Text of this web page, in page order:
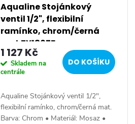
Aqualine Stojánkový
ventil 1/2", flexibilní
ramínko, chrom/černá
mat ZY1807F
1 127 Kč
Skladem na
centrále
DO KOŠÍKU
Aqualine Stojánkový ventil 1/2",
flexibilní ramínko, chrom/černá mat.
Barva: Chrom • Materiál: Mosaz •